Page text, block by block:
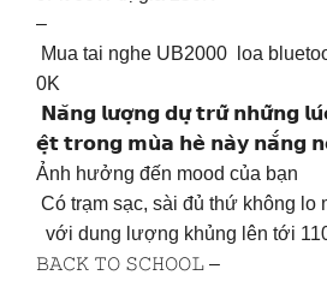
–
Mua tai nghe UB2000 loa
0K
𝗡𝗮̆𝗻𝗴 𝗹𝘂̛𝗼̛̣𝗻𝗴 𝗱𝘂̛̣ 𝘁𝗿𝘂̛̃ 𝗻𝗵𝘂̛̃𝗻𝗴
𝗲̣̂𝘁 𝘁𝗿𝗼𝗻𝗴 𝗺𝘂̀𝗮 𝗵𝗲̀ 𝗻𝗮̀𝘆 𝗻𝗮̆́𝗻𝗴
Ảnh hưởng đến mood của bạn
Có trạm sạc, sài đủ thứ không lo
với dung lượng khủng lên tới
𝙱𝙰𝙲𝙺 𝚃𝙾 𝚂𝙲𝙷𝙾𝙾𝙻 –